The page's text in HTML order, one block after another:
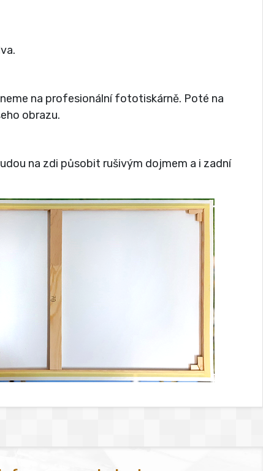
na profesionální fototiskárně. Poté na
obrazu.
na zdi působit rušivým dojmem a i zadní